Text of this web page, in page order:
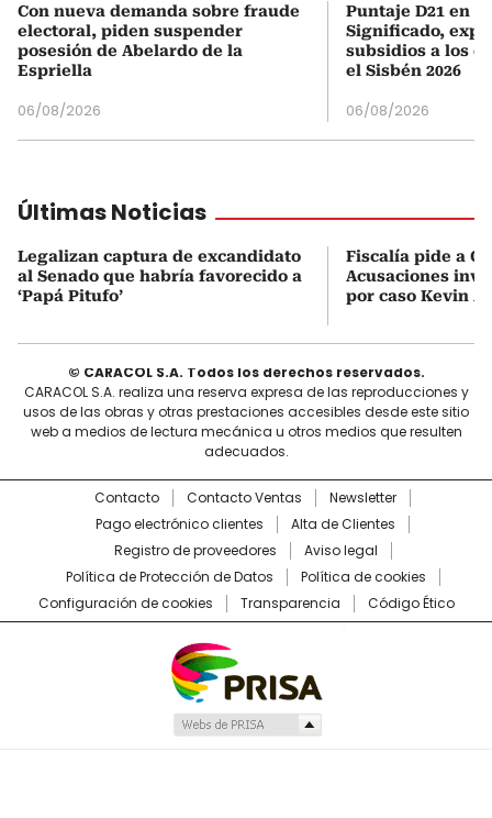
Con nueva demanda sobre fraude
electoral, piden suspender
posesión de Abelardo de la
Espriella
06/08/2026
Puntaje D21 en
Significado,
subsidios a los
el Sisbén 2026
06/08/2026
Últimas Noticias
Legalizan captura de excandidato
al Senado que habría favorecido a
‘Papá Pitufo’
Fiscalía pide a
Acusaciones
por caso Kevin
© CARACOL S.A. Todos los derechos reservados.
CARACOL S.A. realiza una reserva expresa de las reproducciones y
usos de las obras y otras prestaciones accesibles desde este sitio
web a medios de lectura mecánica u otros medios que resulten
adecuados.
Contacto Contacto Ventas
Newsletter
Pago electrónico clientes
Alta de Clientes
Registro de proveedores
Aviso legal
Política de Protección de Datos
Política de cookies
Configuración de cookies
Transparencia Código Ético